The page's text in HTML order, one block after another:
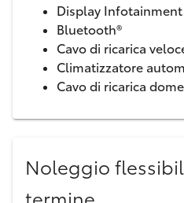
Display Infotainment
Bluetooth®
Cavo di ricarica
Climatizzatore
Cavo di ricarica
Noleggio